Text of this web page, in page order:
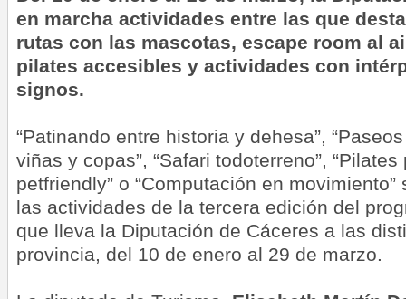
en marcha actividades entre las que
rutas con las mascotas, escape room al
pilates accesibles y actividades con
signos.
“Patinando entre historia y dehesa”,
viñas y copas”, “Safari todoterreno”, “Pilates
petfriendly” o “Computación en
las actividades de la tercera edición del
que lleva la Diputación de Cáceres a las
provincia, del 10 de enero al 29 de marzo.